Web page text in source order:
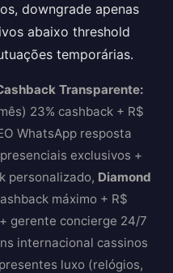
downgrade apenas
abaixo threshold
temporárias.
Transparente:
23% cashback + R$
WhatsApp resposta
exclusivos +
personalizado, Diamond
máximo + R$
gerente concierge 24/7
internacional cassinos
luxo (relógios,